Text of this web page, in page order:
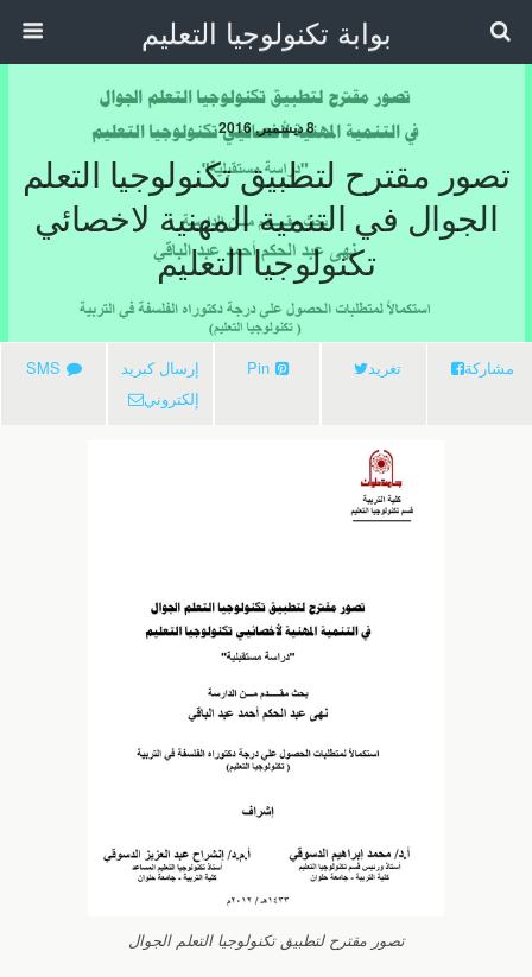
بوابة تكنولوجيا التعليم
8 ديسمبر, 2016
تصور مقترح لتطبيق تكنولوجيا التعلم
الجوال في التنمية المهنية لاخصائي
تكنولوجيا التعليم
مشاركة تغريد Pin
إرسال كبريد
إلكتروني
SMS
تصور مقترح لتطبيق تكنولوجيا التعلم الجوال